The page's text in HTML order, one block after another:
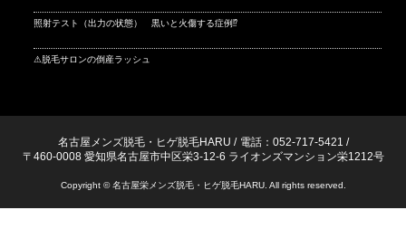
照射テスト（出力の状態） 黒いと火傷する症例⁉
⚠脱毛サロンの倒産ラッシュ
名古屋メンズ脱毛・ヒゲ脱毛HARU / 電話：052-717-5421 /
〒460-0008 愛知県名古屋市中区栄3-12-6 ライオンズマンション栄1212号
Copyright © 名古屋栄メンズ脱毛・ヒゲ脱毛HARU. All rights reserved.